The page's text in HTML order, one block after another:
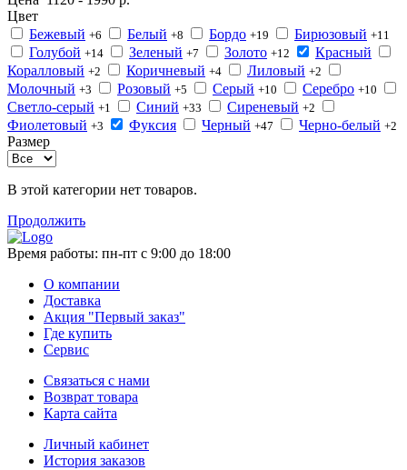
Цвет
Бежевый +6 Белый +8 Бордо +19 Бирюзовый +11
Голубой +14 Зеленый +7 Золото +12
Красный
Коралловый +2 Коричневый +4 Лиловый +2
Молочный +3 Розовый +5 Серый +10 Серебро +10
Светло-серый +1 Синий +33 Сиреневый +2
Фиолетовый +3 Фуксия Черный +47 Черно-белый +2
Размер
В этой категории нет товаров.
Продолжить
Время работы: пн-пт с 9:00 до 18:00
О компании
Доставка
Акция "Первый заказ"
Где купить
Сервис
Связаться с нами
Возврат товара
Карта сайта
Личный кабинет
История заказов